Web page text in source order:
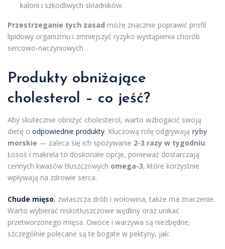
kalorii i szkodliwych składników.
Przestrzeganie tych zasad może znacznie poprawić profil
lipidowy organizmu i zmniejszyć ryzyko wystąpienia chorób
sercowo-naczyniowych.
Produkty obniżające
cholesterol – co jeść?
Aby skutecznie obniżyć cholesterol, warto wzbogacić swoją
dietę o odpowiednie produkty. Kluczową rolę odgrywają ryby
morskie — zaleca się ich spożywanie 2-3 razy w tygodniu.
Łosoś i makrela to doskonałe opcje, ponieważ dostarczają
cennych kwasów tłuszczowych omega-3, które korzystnie
wpływają na zdrowie serca.
Chude mięso, zwłaszcza drób i wołowina, także ma znaczenie.
Warto wybierać niskotłuszczowe wędliny oraz unikać
przetworzonego mięsa. Owoce i warzywa są niezbędne;
szczególnie polecane są te bogate w pektyny, jak: